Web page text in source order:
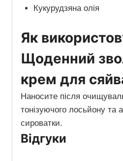
Кукурудзяна олія
Як
Щоденний
крем для
Наносите після
тонізуючого лосьйону та
сироватки.
Відгуки